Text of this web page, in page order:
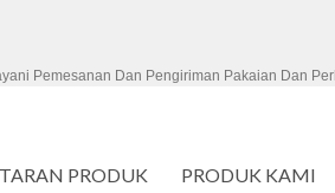
Pemesanan Dan Pengiriman Pakaian Dan
PRODUK PRODUK KAMI